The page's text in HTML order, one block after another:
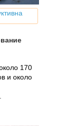
170
и около